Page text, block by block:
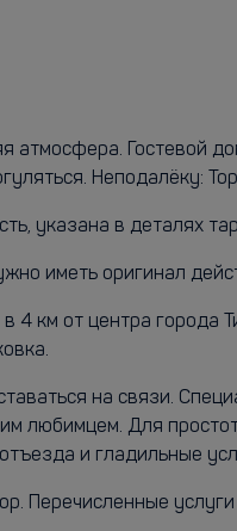
атмосфера. Гостевой
Неподалёку:
указана в деталях
иметь оригинал
4 км от центра города
на связи.
любимцем. Для
и гладильные
Перечисленные